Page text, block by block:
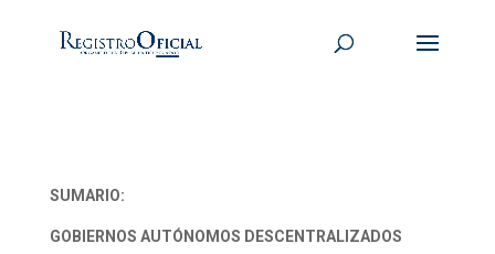
SUMARIO:
GOBIERNOS AUTÓNOMOS DESCENTRALIZADOS